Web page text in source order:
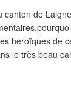
de
héroïques de
le très beau